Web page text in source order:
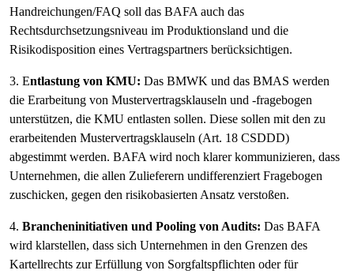
Handreichungen/FAQ soll das BAFA auch das
Rechtsdurchsetzungsniveau im Produktionsland und die
Risikodisposition eines Vertragspartners berücksichtigen.
3. Entlastung von KMU: Das BMWK und das BMAS werden
die Erarbeitung von Mustervertragsklauseln und -fragebogen
unterstützen, die KMU entlasten sollen. Diese sollen mit den zu
erarbeitenden Mustervertragsklauseln (Art. 18 CSDDD)
abgestimmt werden. BAFA wird noch klarer kommunizieren, dass
Unternehmen, die allen Zulieferern undifferenziert Fragebogen
zuschicken, gegen den risikobasierten Ansatz verstoßen.
4. Brancheninitiativen und Pooling von Audits: Das BAFA
wird klarstellen, dass sich Unternehmen in den Grenzen des
Kartellrechts zur Erfüllung von Sorgfaltspflichten oder für